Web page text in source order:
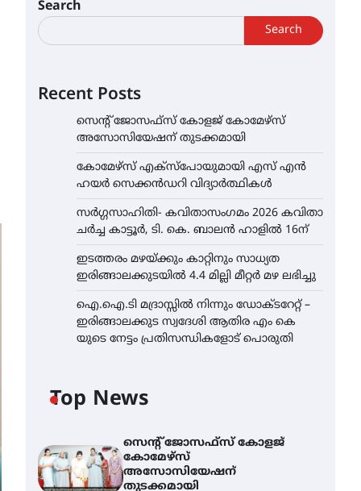
Search
Search
Recent Posts
സെന്റ് ജോസഫ്സ് കോളജ് കോമേഴ്‌സ്
അസോസിയേഷന് തുടക്കമായി
കോമേഴ്സ് എക്സ്പോയുമായി എസ് എൻ
ഹയർ സെക്കൻഡറി വിദ്യാർത്ഥികൾ
സർഗ്ഗസാഹിതി- കവിതാസംഗമം 2026 കവിതാ
ചർച്ച കാട്ടൂർ, ടി. കെ. ബാലൻ ഹാളിൽ 16ന്
ഇടത്തരം മഴയ്ക്കും കാറ്റിനും സാധ്യത
ഇരിങ്ങാലക്കുടയിൽ 4.4 മില്ലി മീറ്റർ മഴ ലഭിച്ചു
ഐ.ഐ.ടി മദ്രാസ്സിൽ നിന്നും ഡോക്ടറേറ്റ് –
ഇരിങ്ങാലക്കുട സ്വദേശി ആതിര എം കെ
യുടെ നേട്ടം പ്രതിസന്ധികളോട് പൊരുതി
Top News
സെന്റ് ജോസഫ്സ് കോളജ്
കോമേഴ്‌സ്
അസോസിയേഷന്
തുടക്കമായി